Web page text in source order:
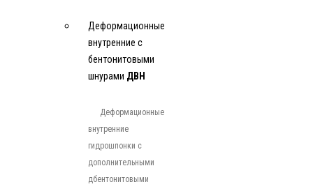
Деформационные
внутренние с
бентонитовыми
шнурами ДВН
Деформационные
внутренние
гидрошпонки с
дополнительными
дбентонитовыми